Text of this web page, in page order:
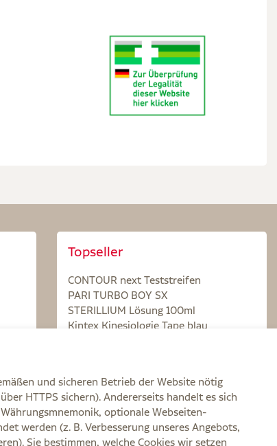
Topseller
CONTOUR next Teststreifen
PARI TURBO BOY SX
STERILLIUM Lösung 100ml
Kintex Kinesiologie Tape blau
zur Barrierefreiheit Widerruf Impressum
und sicheren Betrieb der Website nötig
HTTPS sichern). Andererseits handelt es sich
optionale Webseiten-
werden (z. B. Verbesserung unseres Angebots,
Sie bestimmen, welche Cookies wir setzen